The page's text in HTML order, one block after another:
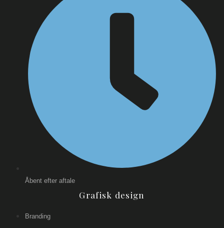
Åbent efter aftale
Grafisk design
Branding